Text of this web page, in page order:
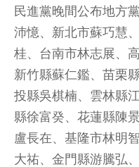
民進黨晚間公布地方
沛憶、新北市蘇巧慧
桂、台南市林志展、
新竹縣蘇仁鑑、苗栗
投縣吳棋楠、雲林縣
縣徐富癸、花蓮縣陳
盧長在、基隆市林明
大祐、金門縣游騰弘